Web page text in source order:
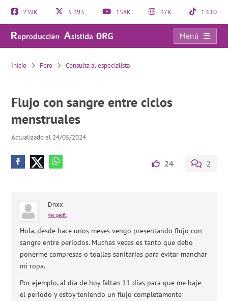
239K 5.393 158K 37K 1.610
Menú
Flujo con sangre entre ciclos menstruales
Inicio Foro Consulta al especialista
Flujo con sangre entre ciclos
menstruales
Actualizado el 24/05/2024
24 2
Dnxx
Ver perfil
Hola, desde hace unos meses vengo presentando flujo con
sangre entre periodos. Muchas veces es tanto que debo
ponerme compresas o toallas sanitarias para evitar manchar
mi ropa.
Por ejemplo, al día de hoy faltan 11 días para que me baje
el periodo y estoy teniendo un flujo completamente